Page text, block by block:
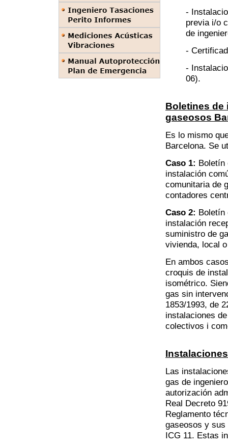
-
previa i/o
de
-
-
06).
Boletines de
gaseosos
Es lo mismo
Barcelona. Se
Caso 1: Boletín
instalación
comunitaria de
contadores
Caso 2: Boletín
instalación
suministro de
vivienda, local
En ambos
croquis de
isométrico.
gas sin
1853/1993, de
instalaciones
colectivos i
Las
gas de
autorización
Real Decreto
Reglamento
gaseosos y
ICG 11. Estas